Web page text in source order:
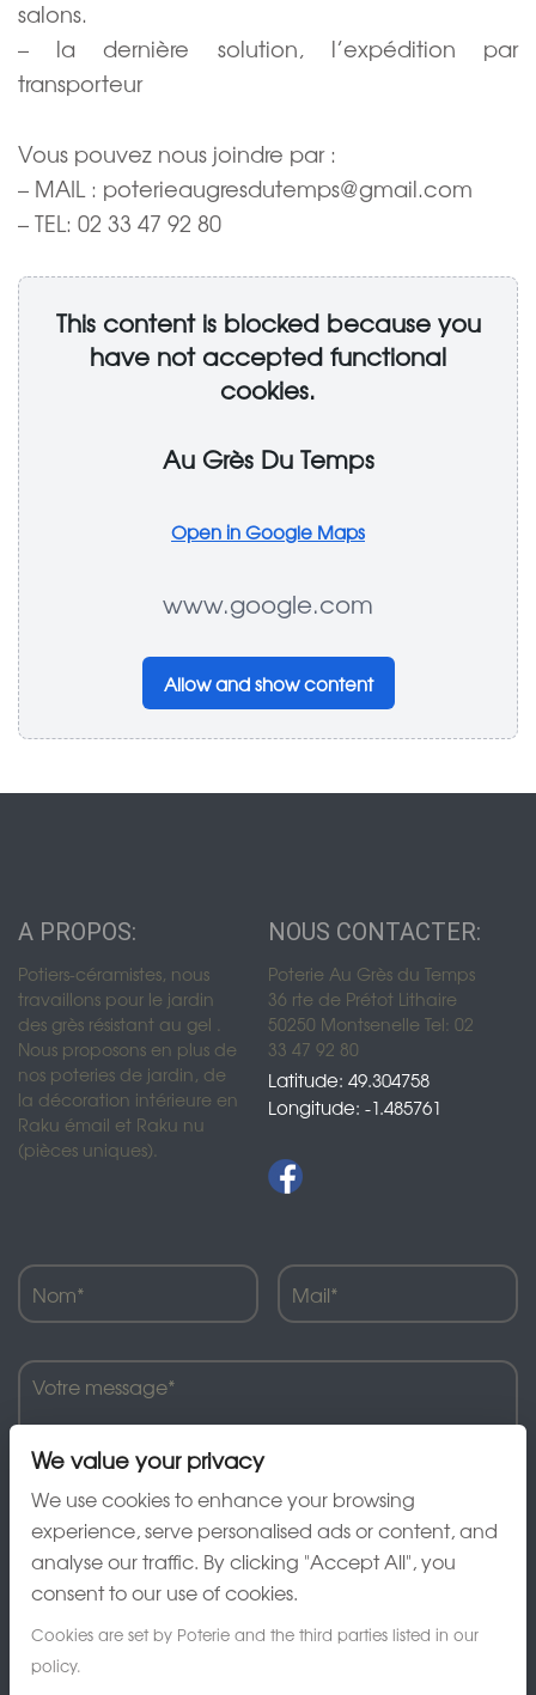
salons.
– la dernière solution, l’expédition par
transporteur
Vous pouvez nous joindre par :
– MAIL : poterieaugresdutemps@gmail.com
– TEL: 02 33 47 92 80
This content is blocked because you
have not accepted functional
cookies.
Au Grès Du Temps
Open in Google Maps
www.google.com
Allow and show content
A PROPOS:
Potiers-céramistes, nous
travaillons pour le jardin
des grès résistant au gel .
Nous proposons en plus de
nos poteries de jardin, de
la décoration intérieure en
Raku émail et Raku nu
(pièces uniques).
NOUS CONTACTER:
Poterie Au Grès du Temps
36 rte de Prétot Lithaire
50250 Montsenelle Tel: 02
33 47 92 80
Latitude: 49.304758
Longitude: -1.485761
J'ai lu et accepte la charte de confidentialité
We value your privacy
We use cookies to enhance your browsing
experience, serve personalised ads or content, and
analyse our traffic. By clicking "Accept All", you
consent to our use of cookies.
Cookies are set by Poterie and the third parties listed in our
policy.